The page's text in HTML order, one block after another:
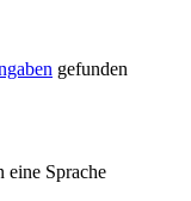
gefunden
eine Sprache